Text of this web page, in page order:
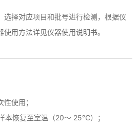
选择对应项目和批号进行检测，根据仪
用方法详见仪器使用说明书。
性使用；
本恢复至室温（20～ 25℃）；